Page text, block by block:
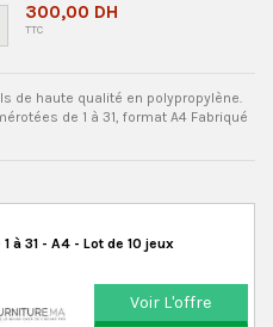
300,00 DH
TTC
de haute qualité en polypropylène.
de 1 à 31, format A4 Fabriqué
1 à 31 - A4 - Lot de 10 jeux
Voir L'offre